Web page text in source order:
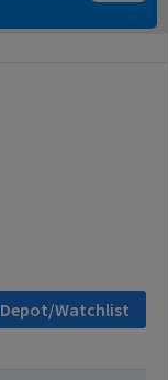
Depot/Watchlist